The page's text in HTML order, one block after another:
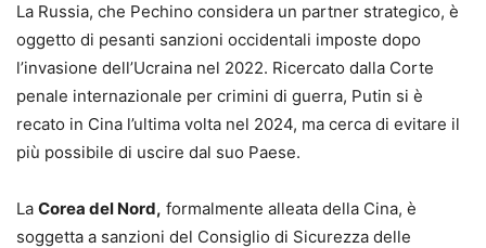
La Russia, che Pechino considera un partner strategico, è
oggetto di pesanti sanzioni occidentali imposte dopo
l’invasione dell’Ucraina nel 2022. Ricercato dalla Corte
penale internazionale per crimini di guerra, Putin si è
recato in Cina l’ultima volta nel 2024, ma cerca di evitare il
più possibile di uscire dal suo Paese.
La Corea del Nord, formalmente alleata della Cina, è
soggetta a sanzioni del Consiglio di Sicurezza delle